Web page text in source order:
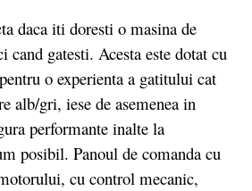
daca iti doresti o masina de
gatesti. Acesta este dotat cu
o experienta a gatitului cat
alb/gri, iese de asemenea in
performante inalte la
posibil. Panoul de comanda cu
cu control mecanic,